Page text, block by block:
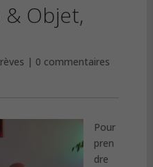
& Objet,
0 commentaires
Pour
pren
dre